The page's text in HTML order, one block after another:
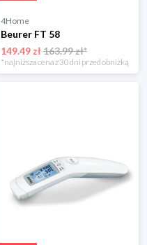
4Home
Beurer FT 58
149.49 zł163.99 zł*
*najniższa cena z 30 dni przed obniżką